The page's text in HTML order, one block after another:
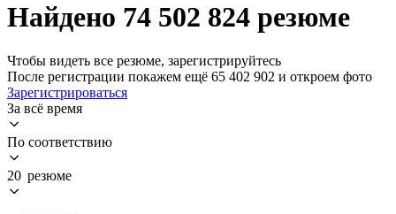
Найдено 74 502 824 резюме
Чтобы видеть все резюме, зарегистрируйтесь
После регистрации покажем ещё 65 402 902 и откроем фото
Зарегистрироваться
За всё время
По соответствию
20 резюме